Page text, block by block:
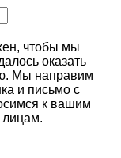
чтобы мы
оказать
Мы направим
и письмо с
к вашим
лицам.